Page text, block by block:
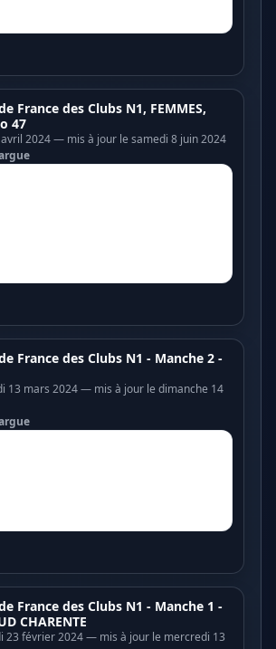
France des Clubs N1, FEMMES,
47
2024 — mis à jour le samedi 8 juin 2024
France des Clubs N1 - Manche 2 -
13 mars 2024 — mis à jour le dimanche 14
France des Clubs N1 - Manche 1 -
CHARENTE
23 février 2024 — mis à jour le mercredi 13